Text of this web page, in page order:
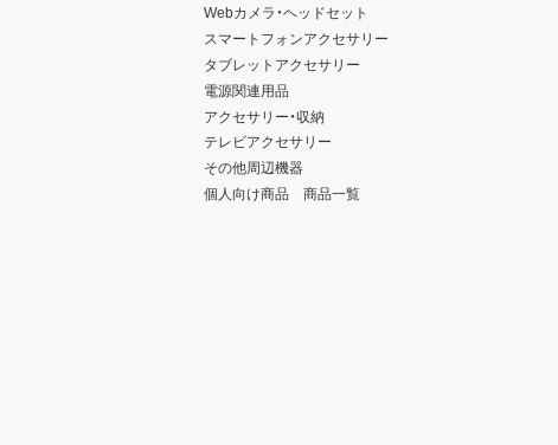
Webカメラ・ヘッドセット
スマートフォンアクセサリー
タブレットアクセサリー
電源関連用品
アクセサリー・収納
テレビアクセサリー
その他周辺機器
個人向け商品 商品一覧